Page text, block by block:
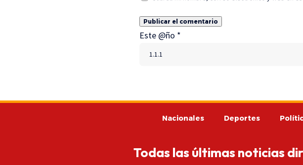
Este @ño *
Nacionales Deportes
Todas las últimas noticias